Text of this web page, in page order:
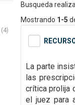
(4)
Busqueda
Mostrando 1-5
La parte
las
crítica prolija
el juez para